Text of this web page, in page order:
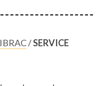
/SERVICE